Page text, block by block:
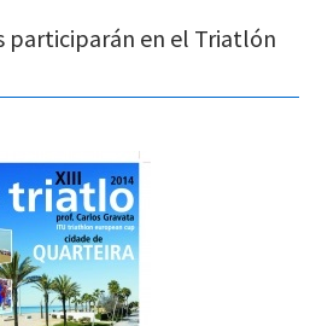
participarán en el Triatlón